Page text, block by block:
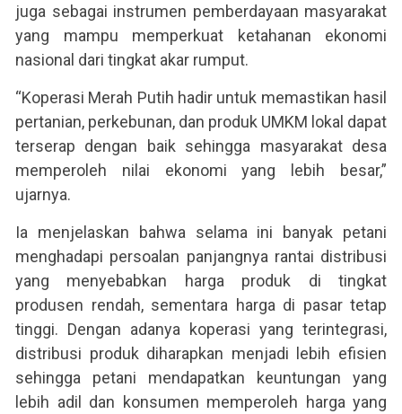
juga sebagai instrumen pemberdayaan masyarakat
yang mampu memperkuat ketahanan ekonomi
nasional dari tingkat akar rumput.
“Koperasi Merah Putih hadir untuk memastikan hasil
pertanian, perkebunan, dan produk UMKM lokal dapat
terserap dengan baik sehingga masyarakat desa
memperoleh nilai ekonomi yang lebih besar,”
ujarnya.
Ia menjelaskan bahwa selama ini banyak petani
menghadapi persoalan panjangnya rantai distribusi
yang menyebabkan harga produk di tingkat
produsen rendah, sementara harga di pasar tetap
tinggi. Dengan adanya koperasi yang terintegrasi,
distribusi produk diharapkan menjadi lebih efisien
sehingga petani mendapatkan keuntungan yang
lebih adil dan konsumen memperoleh harga yang